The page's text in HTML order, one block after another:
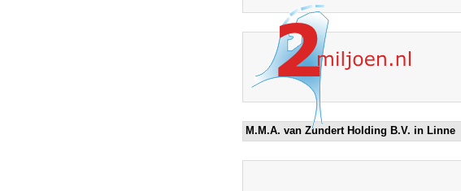
M.M.A. van Zundert Holding B.V. in Linne